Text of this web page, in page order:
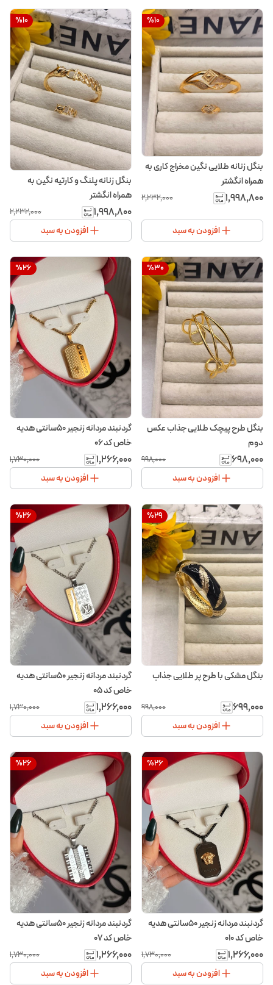
%10
بنگل زنانه طلایی نگین مخراج کاری به
همراه انگشتر
۱٬۹۹۸٬۸۰۰ ۲٬۲۳۲٬۰۰۰
افزودن به سبد
%10
بنگل زنانه پلنگ و کارتیه نگین به
همراه انگشتر
۱٬۹۹۸٬۸۰۰ ۲٬۲۳۲٬۰۰۰
افزودن به سبد
%30
بنگل طرح پیچک طلایی جذاب عکس
دوم
۶۹۸٬۰۰۰ ۹۹۸٬۰۰۰
افزودن به سبد
%26
گردنبند مردانه زنجیر ۵۰سانتی هدیه
خاص کد ۰۶
۱٬۲۶۶٬۰۰۰ ۱٬۷۳۰٬۰۰۰
افزودن به سبد
%29
بنگل مشکی با طرح پر طلایی جذاب
۶۹۹٬۰۰۰ ۹۹۸٬۰۰۰
افزودن به سبد
%26
گردنبند مردانه زنجیر ۵۰سانتی هدیه
خاص کد ۰۵
۱٬۲۶۶٬۰۰۰ ۱٬۷۳۰٬۰۰۰
افزودن به سبد
%26
گردنبند مردانه زنجیر ۵۰سانتی هدیه
خاص کد ۰۱۰
۱٬۲۶۶٬۰۰۰ ۱٬۷۳۰٬۰۰۰
افزودن به سبد
%26
گردنبند مردانه زنجیر ۵۰سانتی هدیه
خاص کد ۰۷
۱٬۲۶۶٬۰۰۰ ۱٬۷۳۰٬۰۰۰
افزودن به سبد